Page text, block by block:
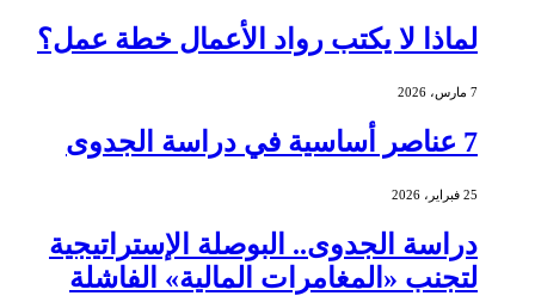
لماذا لا يكتب رواد الأعمال خطة عمل؟
7 مارس، 2026
7 عناصر أساسية في دراسة الجدوى
25 فبراير، 2026
دراسة الجدوى.. البوصلة الإستراتيجية
لتجنب «المغامرات المالية» الفاشلة